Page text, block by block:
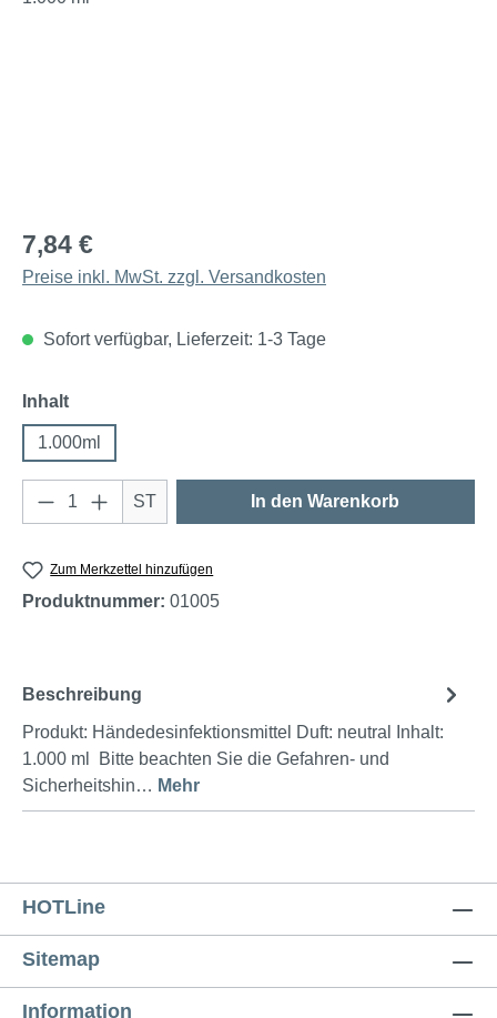
7,84 €
Preise inkl. MwSt. zzgl. Versandkosten
Sofort verfügbar, Lieferzeit: 1-3 Tage
Inhaltauswählen
1.000ml
Produkt Anzahl: Gib den gewünschten
ST In den Warenkorb
Zum Merkzettel hinzufügen
Produktnummer: 01005
Beschreibung
Produkt: Händedesinfektionsmittel Duft: neutral Inhalt:
1.000 ml Bitte beachten Sie die Gefahren- und
Sicherheitshin… Mehr
HOTLine
Sitemap
Information